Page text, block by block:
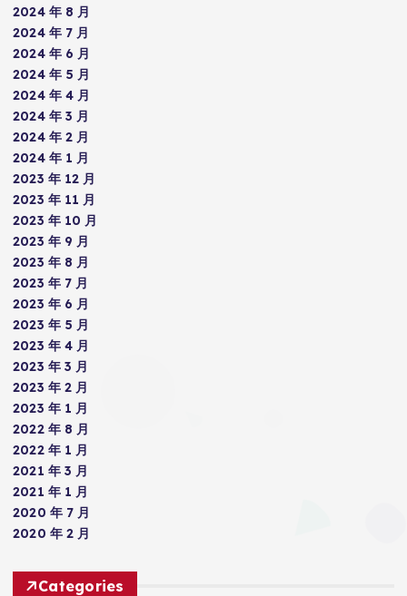
2024 年 8 月
2024 年 7 月
2024 年 6 月
2024 年 5 月
2024 年 4 月
2024 年 3 月
2024 年 2 月
2024 年 1 月
2023 年 12 月
2023 年 11 月
2023 年 10 月
2023 年 9 月
2023 年 8 月
2023 年 7 月
2023 年 6 月
2023 年 5 月
2023 年 4 月
2023 年 3 月
2023 年 2 月
2023 年 1 月
2022 年 8 月
2022 年 1 月
2021 年 3 月
2021 年 1 月
2020 年 7 月
2020 年 2 月
Categories